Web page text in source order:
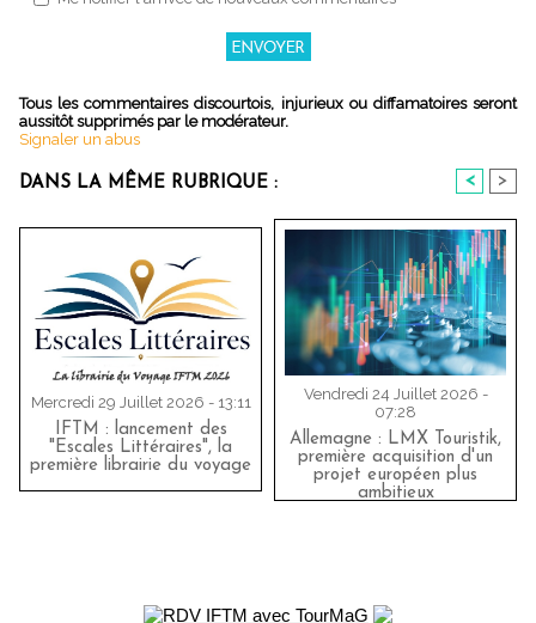
Tous les commentaires discourtois, injurieux ou diffamatoires seront
aussitôt supprimés par le modérateur.
Signaler un abus
DANS LA MÊME RUBRIQUE : < >
Mercredi 29 Juillet 2026 - 13:11
IFTM : lancement des
"Escales Littéraires", la
première librairie du voyage
Vendredi 24 Juillet 2026 -
07:28
Allemagne : LMX Touristik,
première acquisition d'un
projet européen plus
ambitieux